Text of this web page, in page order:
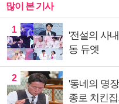
많이 본 기사
1
'전설의 사
동 듀엣
2
'동네의 명
종로 치킨